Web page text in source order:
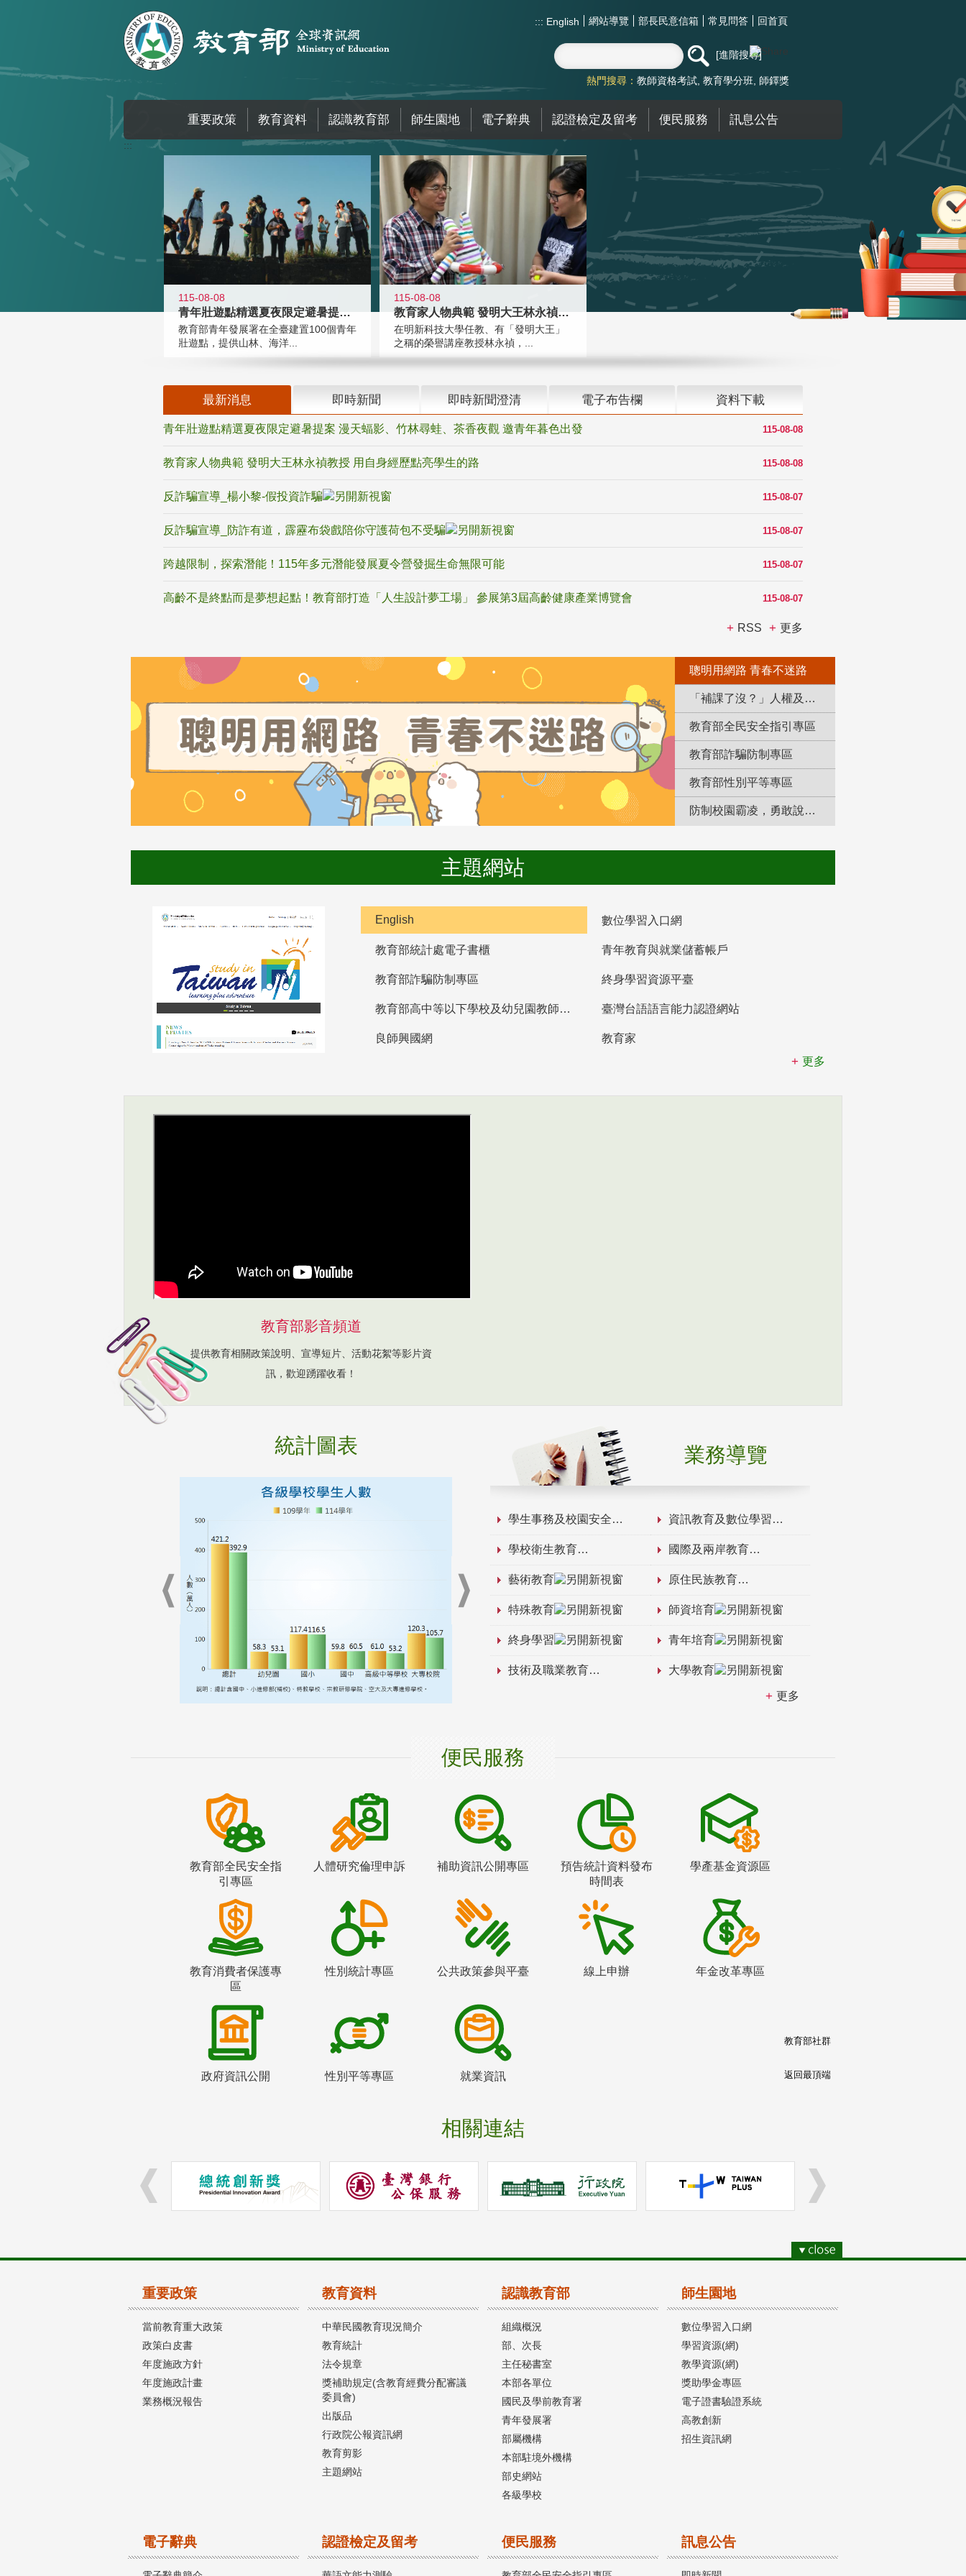
::: English 網站導覽 部長民意信箱 常見問答 回首頁
進階搜尋
熱門搜尋： 教師資格考試 教育學分班 師鐸獎
重要政策 教育資料 認識教育部 師生園地 電子辭典 認證檢定及留考 便民服務 訊息公告
:::
115-08-08
青年壯遊點精選夏夜限定避暑提案 漫
教育部青年發展署在全臺建置100個青年
壯遊點，提供山林、海洋...
115-08-08
教育家人物典範 發明大王林永禎教授
在明新科技大學任教、有「發明大王」
之稱的榮譽講座教授林永禎，...
最新消息 即時新聞 即時新聞澄清 電子布告欄 資料下載
115-08-08
青年壯遊點精選夏夜限定避暑提案 漫天蝠影、竹林尋蛙、茶香夜觀 邀青年暮色出發
115-08-08
教育家人物典範 發明大王林永禎教授 用自身經歷點亮學生的路
115-08-07
反詐騙宣導_楊小黎-假投資詐騙
115-08-07
反詐騙宣導_防詐有道，霹靂布袋戲陪你守護荷包不受騙
115-08-07
跨越限制，探索潛能！115年多元潛能發展夏令營發掘生命無限可能
115-08-07
高齡不是終點而是夢想起點！教育部打造「人生設計夢工場」 參展第3屆高齡健康產業博覽會
RSS 更多
聰明用網路 青春不迷路
「補課了沒？」人權及轉型正義教育專區
教育部全民安全指引專區
教育部詐騙防制專區
教育部性別平等專區
防制校園霸凌，勇敢說出來！
主題網站
English 數位學習入口網
教育部統計處電子書櫃 青年教育與就業儲蓄帳戶
教育部詐騙防制專區 終身學習資源平臺
教育部高中等以下學校及幼兒園教師資格檢定考試 臺灣台語語言能力認證網站
良師興國網
教育家
更多
教育部影音頻道
提供教育相關政策說明、宣導短片、活動花絮等影片資
訊，歡迎踴躍收看！
統計圖表 業務導覽
學生事務及校園安全 資訊教育及數位學習
學校衛生教育 國際及兩岸教育
藝術教育 原住民族教育
特殊教育 師資培育
終身學習 青年培育
技術及職業教育 大學教育
更多
便民服務
教育部全民安全指
引專區
人體研究倫理申訴 補助資訊公開專區
預告統計資料發布
時間表
學產基金資源區
教育消費者保護專
區
性別統計專區 公共政策參與平臺 線上申辦 年金改革專區
政府資訊公開 性別平等專區 就業資訊
相關連結
教育部社群
返回最頂端
重要政策
當前教育重大政策
政策白皮書
年度施政方針
年度施政計畫
業務概況報告
教育資料
中華民國教育現況簡介
教育統計
法令規章
獎補助規定(含教育經費分配審議
委員會)
出版品
行政院公報資訊網
教育剪影
主題網站
認識教育部
組織概況
部、次長
主任秘書室
本部各單位
國民及學前教育署
青年發展署
部屬機構
本部駐境外機構
部史網站
各級學校
師生園地
數位學習入口網
學習資源(網)
教學資源(網)
獎助學金專區
電子證書驗證系統
高教創新
招生資訊網
電子辭典 認證檢定及留考 便民服務 訊息公告